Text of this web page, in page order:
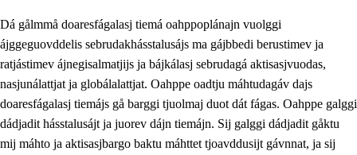
2. Prinsihpa oahppama, åvddånahttema ja ávddama hárráj
Sosiála oahppam ja åvddånibme
2.2 Máhtudahka fágáj hárráj
Vuodulasj tjehpudagá
2.4 Oahppat oahppat
Dá gålmmå doaresfágalasj tiemá oahppoplánajn vuolggi
ájggeguovddelis sebrudakhásstalusájs ma gájbbedi berustimev ja
ratjástimev ájnegisalmatjijs ja bájkálasj sebrudagá aktisasjvuodas,
nasjunálattjat ja globálalattjat. Oahppe oadtju máhtudagáv dajs
doaresfágalasj tiemájs gå barggi tjuolmaj duot dát fágas. Oahppe galggi
dádjadit hásstalusájt ja juorev dájn tiemájn. Sij galggi dádjadit gåktu
mij máhto ja aktisasjbargo baktu máhttet tjoavddusijt gávnnat, ja sij